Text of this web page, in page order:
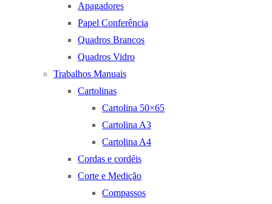
Apagadores
Papel Conferência
Quadros Brancos
Quadros Vidro
Trabalhos Manuais
Cartolinas
Cartolina 50×65
Cartolina A3
Cartolina A4
Cordas e cordéis
Corte e Medição
Compassos